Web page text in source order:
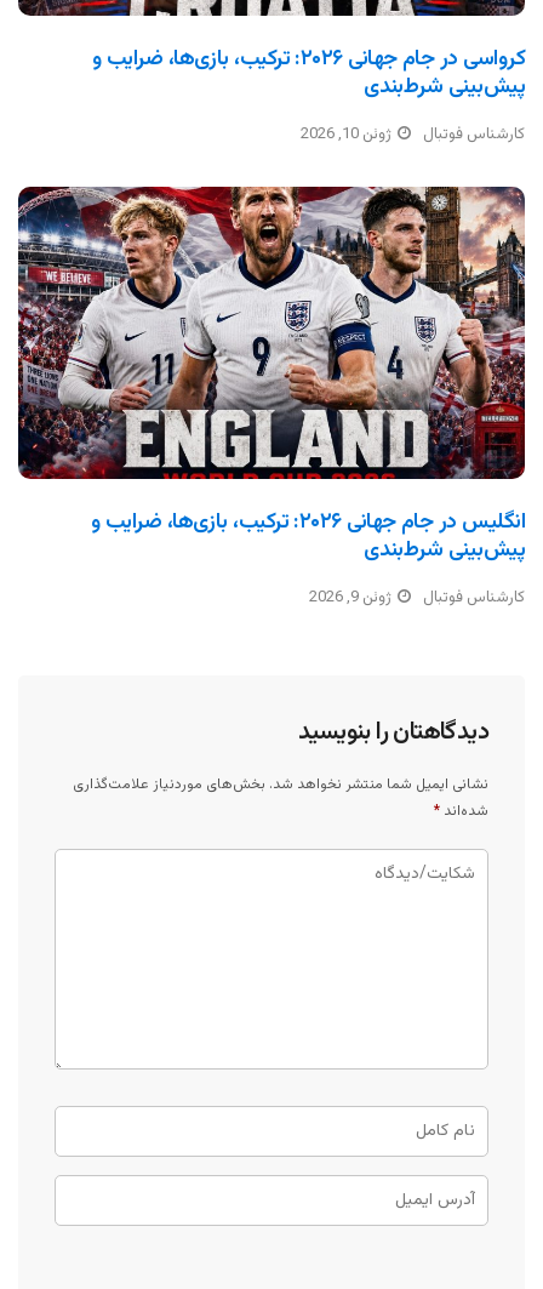
کرواسی در جام جهانی ۲۰۲۶: ترکیب، بازی‌ها، ضرایب و
پیش‌بینی شرط‌بندی
کارشناس فوتبال ژوئن 10, 2026
انگلیس در جام جهانی ۲۰۲۶: ترکیب، بازی‌ها، ضرایب و
پیش‌بینی شرط‌بندی
کارشناس فوتبال ژوئن 9, 2026
دیدگاهتان را بنویسید
نشانی ایمیل شما منتشر نخواهد شد. بخش‌های موردنیاز علامت‌گذاری
شده‌اند *